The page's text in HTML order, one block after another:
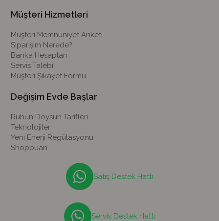
Müşteri Hizmetleri
Müşteri Memnuniyet Anketi
Siparişim Nerede?
Banka Hesapları
Servis Talebi
Müşteri Şikayet Formu
Değişim Evde Başlar
Ruhun Doysun Tarifleri
Teknolojiler
Yeni Enerji Regülasyonu
Shoppuan
Satış Destek Hattı
Servis Destek Hattı